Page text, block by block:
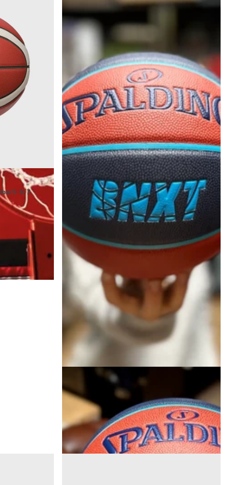
5-6-7
Spalding TF-1000 Legacy BNXT League Indoor
Basketbal maat 7
1-3 Dagen levertijd
€99, 95